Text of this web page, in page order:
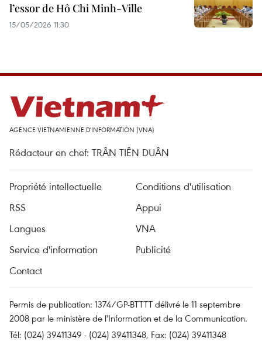
l’essor de Hô Chi Minh-Ville
15/05/2026 11:30
AGENCE VIETNAMIENNE D'INFORMATION (VNA)
Rédacteur en chef: TRÂN TIÊN DUÂN
Propriété intellectuelle
Conditions d'utilisation
RSS
Appui
Langues
VNA
Service d'information
Publicité
Contact
Permis de publication: 1374/GP-BTTTT délivré le 11 septembre
2008 par le ministère de l'Information et de la Communication.
Tél: (024) 39411349 - (024) 39411348, Fax: (024) 39411348